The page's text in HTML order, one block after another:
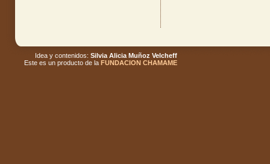
Idea y contenidos: Silvia Alicia Muñoz Velcheff
Este es un producto de la FUNDACION CHAMAME